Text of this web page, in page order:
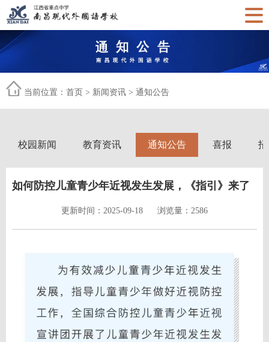
当前位置： 首页 > 新闻资讯 > 通知公告
校园新闻 教育资讯 通知公告 喜报
如何防控儿童青少年近视发生发展，《指引》来了
更新时间：2025-09-18 浏览量：2586